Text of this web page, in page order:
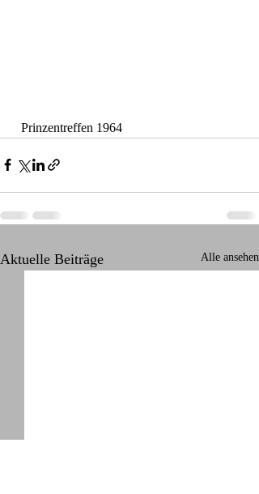
  Prinzentreffen 1964
Aktuelle Beiträge Alle ansehen